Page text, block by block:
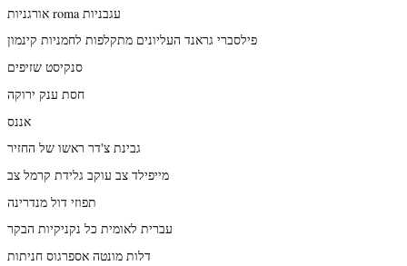
אורגניות roma עגבניות
פילסברי גראנד העליונים מתקלפות לחמניות קינמון
סנקיסט שזיפים
חסת ענק ירוקה
אננס
גבינת צ'דר ראשו של החזיר
מייפילד צב עוקב גלידת קרמל צב
תפוזי דול מנדרינה
עברית לאומית כל נקניקיות הבקר
דלות מונטה אספרגוס חניתות